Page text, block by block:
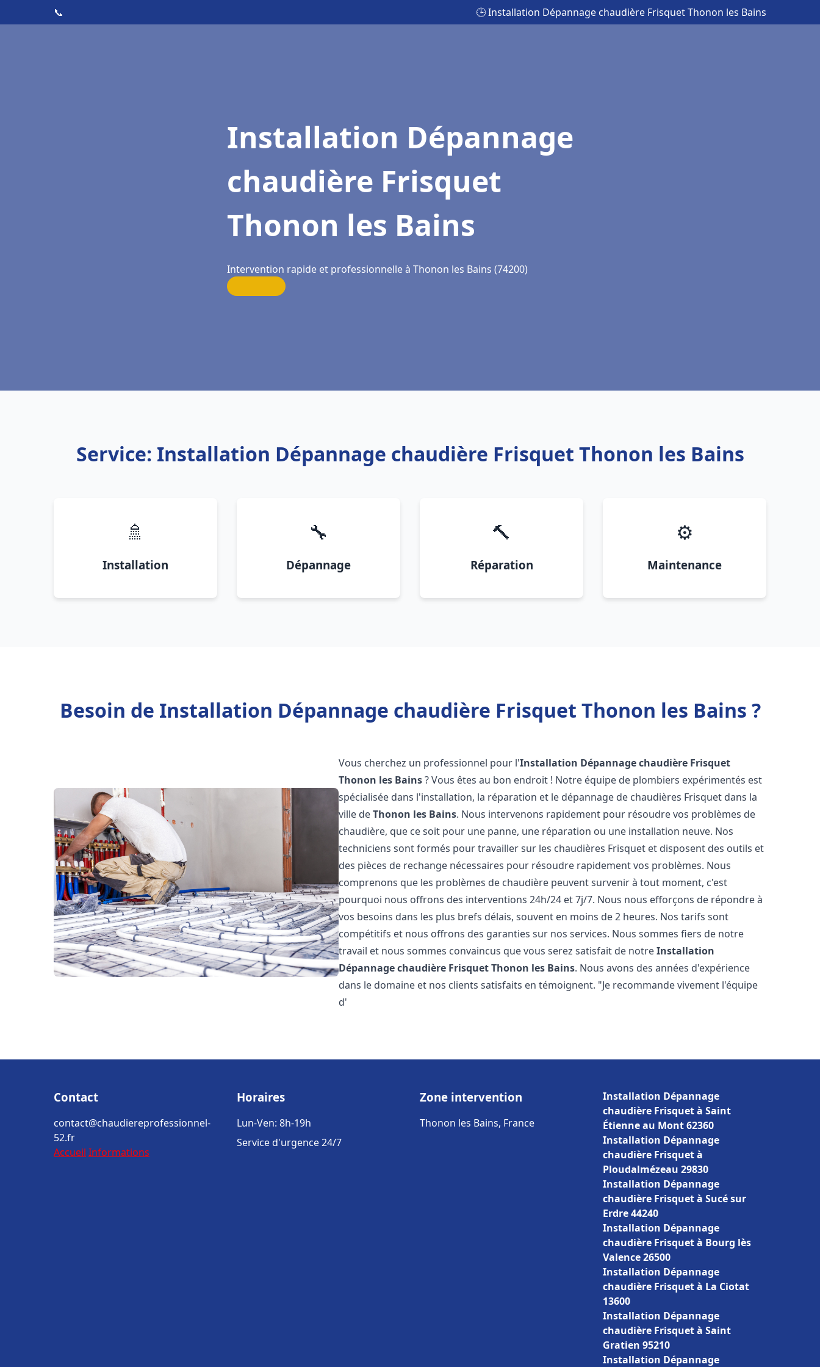
📞 🕒 Installation Dépannage chaudière Frisquet Thonon les Bains
Installation Dépannage
chaudière Frisquet
Thonon les Bains
Intervention rapide et professionnelle à Thonon les Bains (74200)
Service: Installation Dépannage chaudière Frisquet Thonon les Bains
🚿
Installation
🔧
Dépannage
🔨
Réparation
⚙️
Maintenance
Besoin de Installation Dépannage chaudière Frisquet Thonon les Bains ?
Vous cherchez un professionnel pour l'Installation Dépannage chaudière Frisquet
Thonon les Bains? Vous êtes au bon endroit ! Notre équipe de plombiers expérimentés est
spécialisée dans l'installation, la réparation et le dépannage de chaudières Frisquet dans la
ville deThonon les Bains. Nous intervenons rapidement pour résoudre vos problèmes de
chaudière, que ce soit pour une panne, une réparation ou une installation neuve. Nos
techniciens sont formés pour travailler sur les chaudières Frisquet et disposent des outils et
des pièces de rechange nécessaires pour résoudre rapidement vos problèmes. Nous
comprenons que les problèmes de chaudière peuvent survenir à tout moment, c'est
pourquoi nous offrons des interventions 24h/24 et 7j/7. Nous nous efforçons de répondre à
vos besoins dans les plus brefs délais, souvent en moins de 2 heures. Nos tarifs sont
compétitifs et nous offrons des garanties sur nos services. Nous sommes fiers de notre
travail et nous sommes convaincus que vous serez satisfait de notreInstallation
Dépannage chaudière FrisquetThonon les Bains. Nous avons des années d'expérience
dans le domaine et nos clients satisfaits en témoignent. "Je recommande vivement l'équipe
d'
Contact
contact@chaudiereprofessionnel-
52.fr
Accueil Informations
Horaires
Lun-Ven: 8h-19h
Service d'urgence 24/7
Zone intervention
Thonon les Bains, France
Installation Dépannage
chaudière Frisquet à Saint
Étienne au Mont 62360
Installation Dépannage
chaudière Frisquet à
Ploudalmézeau 29830
Installation Dépannage
chaudière Frisquet à Sucé sur
Erdre 44240
Installation Dépannage
chaudière Frisquet à Bourg lès
Valence 26500
Installation Dépannage
chaudière Frisquet à La Ciotat
13600
Installation Dépannage
chaudière Frisquet à Saint
Gratien 95210
Installation Dépannage